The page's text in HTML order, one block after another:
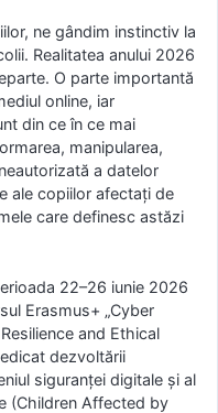
ne gândim instinctiv la
Realitatea anului 2026
O parte importantă
online, iar
din ce în ce mai
manipularea,
a datelor
ale copiilor afectați de
care definesc astăzi
22–26 iunie 2026
Erasmus+ „Cyber
and Ethical
dezvoltării
siguranței digitale și al
(Children Affected by